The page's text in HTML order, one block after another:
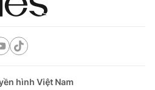
hình Việt Nam